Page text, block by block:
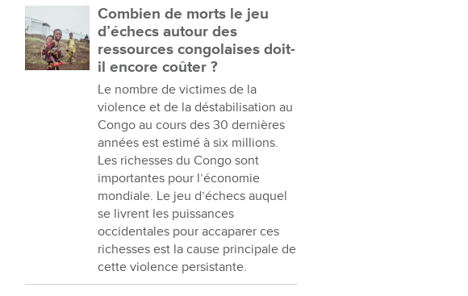
Combien de morts le jeu
d’échecs autour des
ressources congolaises doit-
il encore coûter ?
Le nombre de victimes de la
violence et de la déstabilisation au
Congo au cours des 30 dernières
années est estimé à six millions.
Les richesses du Congo sont
importantes pour l’économie
mondiale. Le jeu d’échecs auquel
se livrent les puissances
occidentales pour accaparer ces
richesses est la cause principale de
cette violence persistante.